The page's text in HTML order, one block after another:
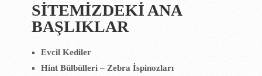
SİTEMİZDEKİ ANA
BAŞLIKLAR
Evcil Kediler
Hint Bülbülleri – Zebra İspinozları